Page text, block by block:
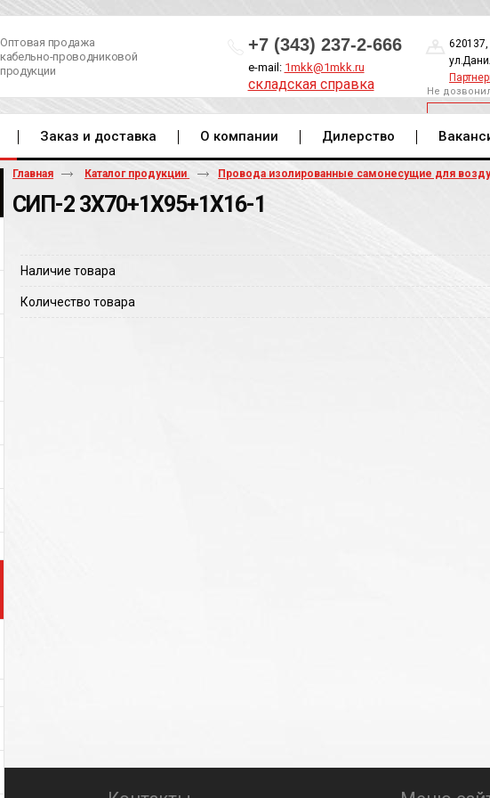
Оптовая продажа
кабельно-проводниковой
продукции
+7 (343) 237-2-666
e-mail: 1mkk@1mkk.ru
складская справка
620137,
Не
Заказ и доставка О компании Дилерство
Главная Каталог продукции Провода изолированные самонесущие для
СИП-2 3Х70+1Х95+1Х16-1
Наличие товара
Количество товара